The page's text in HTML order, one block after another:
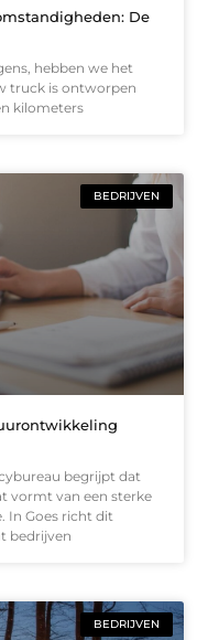
De
hebben we het
truck is ontworpen
kilometers
BEDRIJVEN
begrijpt dat
vormt van een sterke
In Goes richt dit
bedrijven
BEDRIJVEN